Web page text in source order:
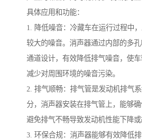
具体应用和功能：
1. 降低噪音：冷藏车在运行过程中
较大的噪音。消声器通过内部的多
通道设计，有效降低排气噪音，使车
减少对周围环境的噪音污染。
2. 排气顺畅：排气管是发动机排气
分，消声器安装在排气管上，能够确
避免排气不畅导致发动机性能下降或
3. 环保合规：消声器能够有效降低